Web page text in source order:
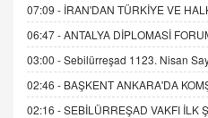
07:09 - İRAN'DAN TÜRKİYE VE
06:47 -ANTALYA DİPLOMASİ
03:00 -Sebilürreşad 1123. Nisan
02:46 - BAŞKENT ANKARA'DA
02:16 -SEBİLÜRREŞAD VAKFI İLK